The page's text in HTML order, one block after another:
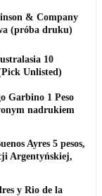
& Company
(próba druku)
10
Unlisted)
Garbino 1 Peso
nadrukiem
Ayres 5 pesos,
Argentyńskiej,
y Rio de la